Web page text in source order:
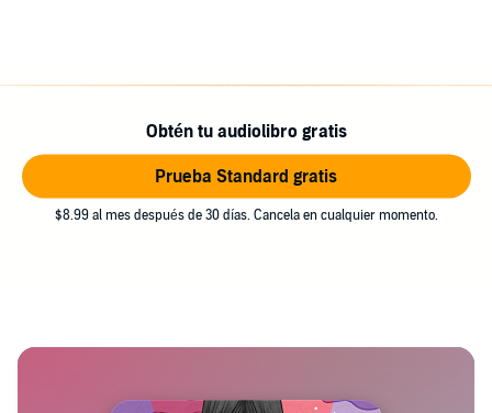
Obtén tu audiolibro gratis
Prueba Standard gratis
$8.99 al mes después de 30 días. Cancela en cualquier momento.